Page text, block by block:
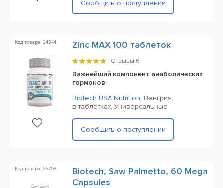
Сообщить о поступлении
Код товара: 24344 Zinc MAX 100 таблеток
Отзывы 6
Важнейший компонент анаболических
гормонов.
Biotech USA Nutrition, Венгрия,
в таблетках, Универсальные
Сообщить о поступлении
Код товара: 36756
Biotech, Saw Palmetto, 60 Mega
Capsules